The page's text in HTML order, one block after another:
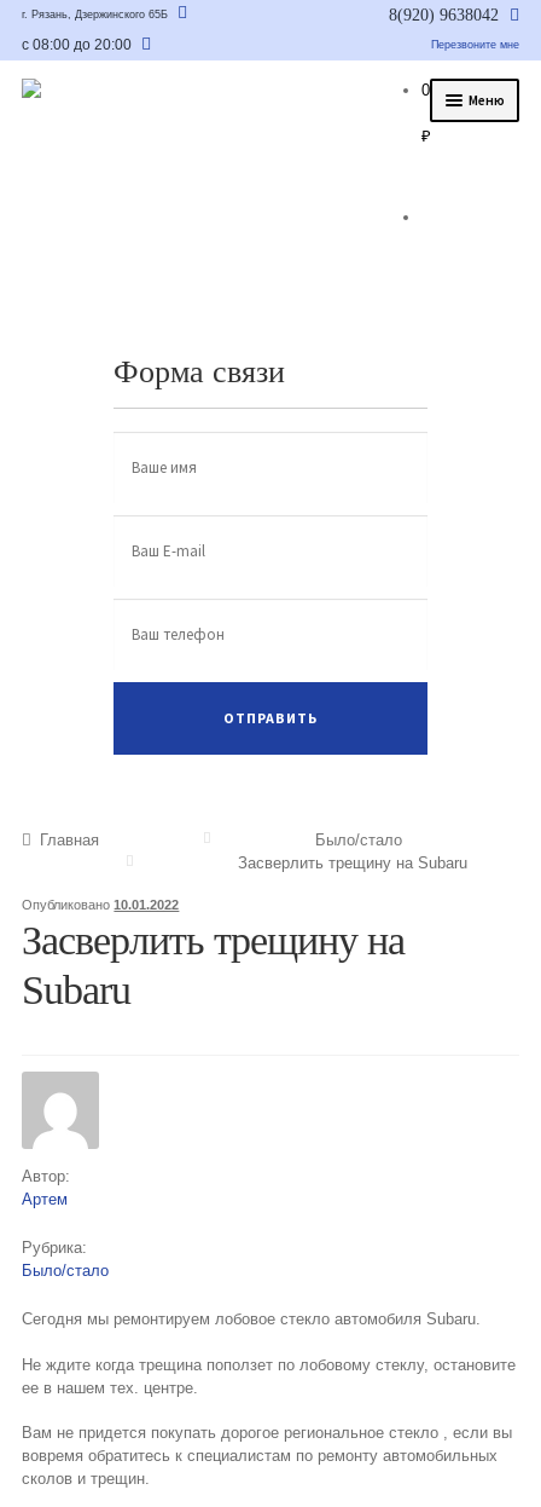
г. Рязань, Дзержинского 65Б
с 08:00 до 20:00
8(920) 9638042
Перезвоните мне
Меню
0
₽
Форма связи
Главная
Было/стало
Засверлить трещину на Subaru
Опубликовано10.01.2022
Засверлить трещину на
Subaru
Автор:
Артем
Рубрика:
Было/стало
Сегодня мы ремонтируем лобовое стекло автомобиля Subaru.
Не ждите когда трещина поползет по лобовому стеклу, остановите
ее в нашем тех. центре.
Вам не придется покупать дорогое региональное стекло , если вы
вовремя обратитесь к специалистам по ремонту автомобильных
сколов и трещин.